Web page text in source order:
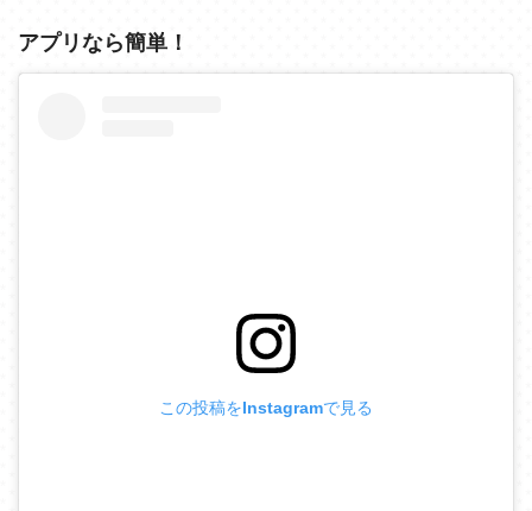
アプリなら簡単！
この投稿をInstagramで見る